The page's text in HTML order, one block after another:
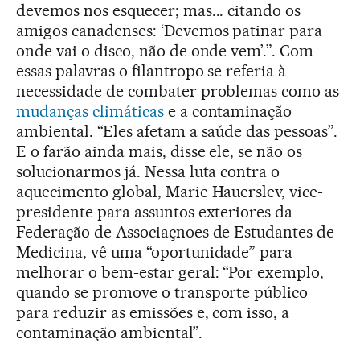
devemos nos esquecer; mas... citando os
amigos canadenses: ‘Devemos patinar para
onde vai o disco, não de onde vem’.”. Com
essas palavras o filantropo se referia à
necessidade de combater problemas como as
mudanças climáticase a contaminação
ambiental. “Eles afetam a saúde das pessoas”.
E o farão ainda mais, disse ele, se não os
solucionarmos já. Nessa luta contra o
aquecimento global, Marie Hauerslev, vice-
presidente para assuntos exteriores da
Federação de Associaçnoes de Estudantes de
Medicina, vê uma “oportunidade” para
melhorar o bem-estar geral: “Por exemplo,
quando se promove o transporte público
para reduzir as emissões e, com isso, a
contaminação ambiental”.